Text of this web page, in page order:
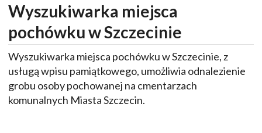
Wyszukiwarka miejsca
pochówku w Szczecinie
Wyszukiwarka miejsca pochówku w Szczecinie, z
usługą wpisu pamiątkowego, umożliwia odnalezienie
grobu osoby pochowanej na cmentarzach
komunalnych Miasta Szczecin.